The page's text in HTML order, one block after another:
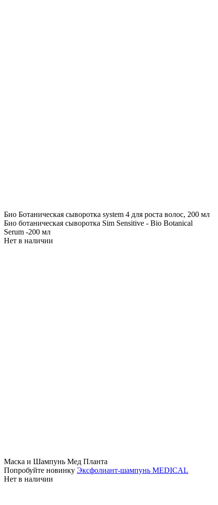
Био Ботаническая сыворотка system 4 для роста волос, 200 мл
Био ботаническая сыворотка Sim Sensitive - Bio Botanical
Serum -200 мл
Нет в наличии
Маска и Шампунь Мед Планта
Попробуйте новинку Эксфолиант-шампунь MEDICAL
Нет в наличии